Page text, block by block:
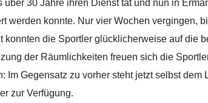
über 30 Jahre ihren Dienst tat und nun in
werden konnte. Nur vier Wochen vergingen,
konnten die Sportler glücklicherweise auf die
der Räumlichkeiten freuen sich die
Im Gegensatz zu vorher steht jetzt selbst dem
zur Verfügung.